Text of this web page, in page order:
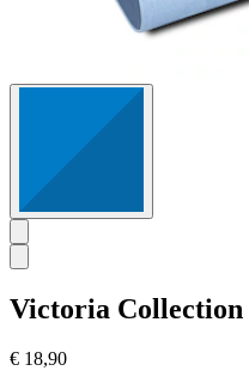
Victoria Collection
€ 18,90